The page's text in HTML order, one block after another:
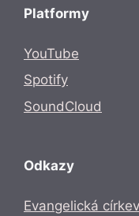
Platformy
YouTube
Spotify
SoundCloud
Odkazy
Evangelická